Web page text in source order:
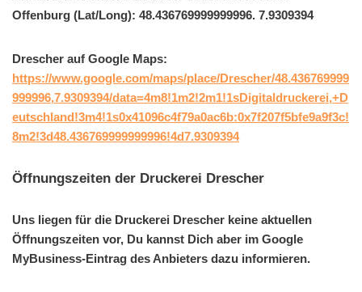
Offenburg (Lat/Long): 48.436769999999996. 7.9309394
Drescher auf Google Maps:
https://www.google.com/maps/place/Drescher/48.436769999
999996,7.9309394/data=4m8!1m2!2m1!1sDigitaldruckerei,+D
eutschland!3m4!1s0x41096c4f79a0ac6b:0x7f207f5bfe9a9f3c!
8m2!3d48.436769999999996!4d7.9309394
Öffnungszeiten der Druckerei Drescher
Uns liegen für die Druckerei Drescher keine aktuellen
Öffnungszeiten vor, Du kannst Dich aber im Google
MyBusiness-Eintrag des Anbieters dazu informieren.